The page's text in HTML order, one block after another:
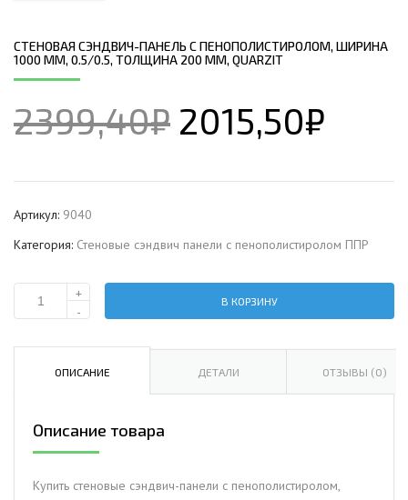
СТЕНОВАЯ СЭНДВИЧ-ПАНЕЛЬ С ПЕНОПОЛИСТИРОЛОМ, ШИРИНА
1000 ММ, 0.5/0.5, ТОЛЩИНА 200 ММ, QUARZIT
2399,40₽ 2015,50₽
Артикул: 9040
Категория: Стеновые сэндвич панели с пенополистиролом ППР
Количество
сэндвич-
ширина
1000
0.5/0.5,
+
-
В КОРЗИНУ
ОПИСАНИЕ ДЕТАЛИ ОТЗЫВЫ (0)
Описание товара
Купить стеновые сэндвич-панели с пенополистиролом,